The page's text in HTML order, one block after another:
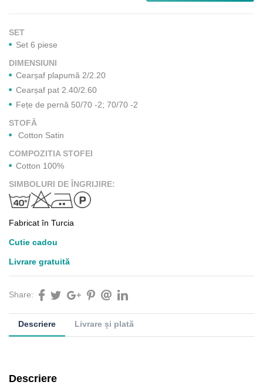
SET
Set 6 piese
DIMENSIUNI
Cearșaf plapumă 2/2.20
Cearșaf pat 2.40/2.60
Fețe de pernă 50/70 -2; 70/70 -2
STOFĂ
Cotton Satin
COMPOZITIA STOFEI
Cotton 100%
SIMBOLURI DE ÎNGRIJIRE:
Fabricat în Turcia
Cutie cadou
Livrare gratuită
Share:
Descriere Livrare și plată
Descriere